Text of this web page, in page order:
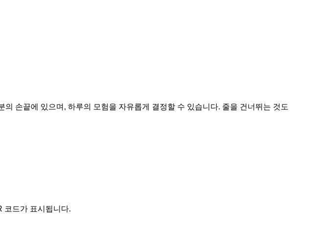
손끝에 있으며, 하루의 모험을 자유롭게 결정할 수 있습니다. 줄을 건너뛰는 것도
코드가 표시됩니다.